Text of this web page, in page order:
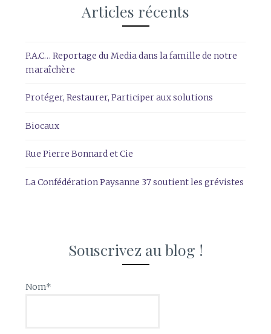
Articles récents
P.A.C… Reportage du Media dans la famille de notre
maraîchère
Protéger, Restaurer, Participer aux solutions
Biocaux
Rue Pierre Bonnard et Cie
La Confédération Paysanne 37 soutient les grévistes
Souscrivez au blog !
Nom*